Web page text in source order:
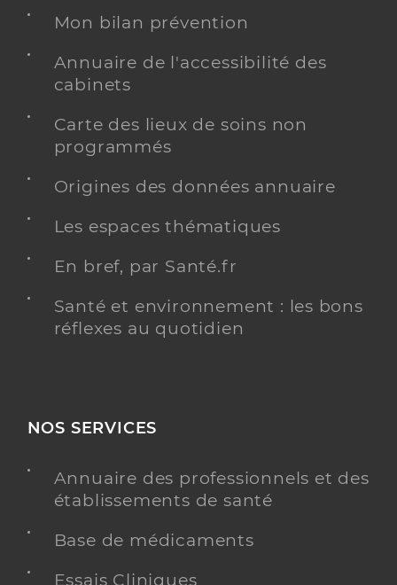
Mon bilan prévention
Annuaire de l'accessibilité des
cabinets
Carte des lieux de soins non
programmés
Origines des données annuaire
Les espaces thématiques
En bref, par Santé.fr
Santé et environnement : les bons
réflexes au quotidien
NOS SERVICES
Annuaire des professionnels et des
établissements de santé
Base de médicaments
Essais Cliniques